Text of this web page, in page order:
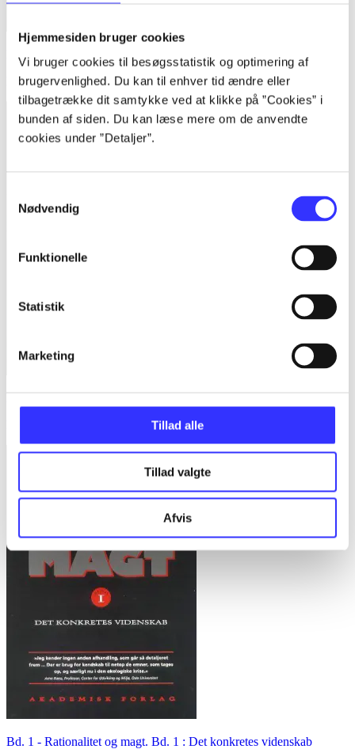
Hjemmesiden bruger cookies
Vi bruger cookies til besøgsstatistik og optimering af
brugervenlighed. Du kan til enhver tid ændre eller
tilbagetrække dit samtykke ved at klikke på ”Cookies” i
bunden af siden. Du kan læse mere om de anvendte
cookies under ”Detaljer”.
Nødvendig
Funktionelle
Statistik
Marketing
Tillad alle
Tillad valgte
Afvis
Bind 1 -
Rationalitet og magt. Bind 1 : Det konkretes videnskab
Bent Flyvbjerg
Bd. 1 - Rationalitet og magt. Bd. 1 : Det konkretes videnskab